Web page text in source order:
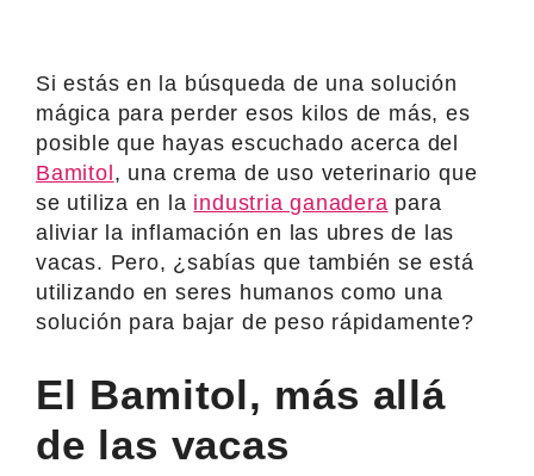
Si estás en la búsqueda de una solución
mágica para perder esos kilos de más, es
posible que hayas escuchado acerca del
Bamitol, una crema de uso veterinario que
se utiliza en la industria ganadera para
aliviar la inflamación en las ubres de las
vacas. Pero, ¿sabías que también se está
utilizando en seres humanos como una
solución para bajar de peso rápidamente?
El Bamitol, más allá
de las vacas